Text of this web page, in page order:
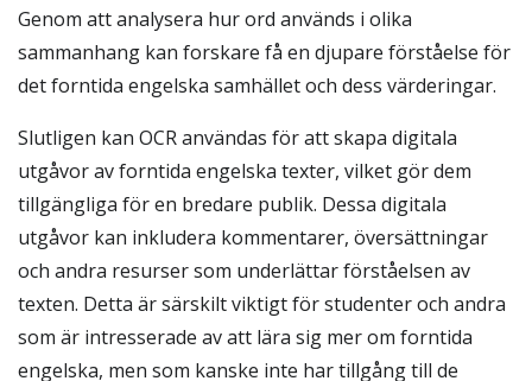
Genom att analysera hur ord används i olika
sammanhang kan forskare få en djupare förståelse för
det forntida engelska samhället och dess värderingar.
Slutligen kan OCR användas för att skapa digitala
utgåvor av forntida engelska texter, vilket gör dem
tillgängliga för en bredare publik. Dessa digitala
utgåvor kan inkludera kommentarer, översättningar
och andra resurser som underlättar förståelsen av
texten. Detta är särskilt viktigt för studenter och andra
som är intresserade av att lära sig mer om forntida
engelska, men som kanske inte har tillgång till de